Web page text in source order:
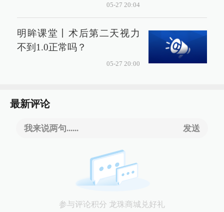
05-27 20:04
明眸课堂丨术后第二天视力
不到1.0正常吗？
05-27 20:00
最新评论
我来说两句...... 发送
参与评论积分 龙珠商城兑好礼